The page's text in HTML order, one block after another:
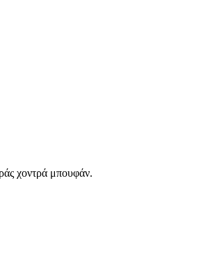
χοντρά μπουφάν.